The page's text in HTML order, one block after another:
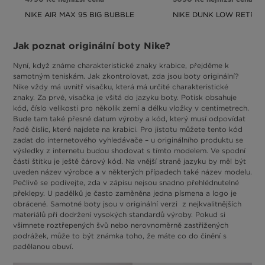
NIKE AIR MAX 95 BIG BUBBLE NIKE DUNK LOW RETRO
Jak poznat originální boty Nike?
Nyní, když známe charakteristické znaky krabice, přejděme k
samotným teniskám. Jak zkontrolovat, zda jsou boty originální?
Nike vždy má uvnitř visačku, která má určité charakteristické
znaky. Za prvé, visačka je všitá do jazyku boty. Potisk obsahuje
kód, číslo velikosti pro několik zemí a délku vložky v centimetrech.
Bude tam také přesné datum výroby a kód, který musí odpovídat
řadě číslic, které najdete na krabici. Pro jistotu můžete tento kód
zadat do internetového vyhledávače – u originálního produktu se
výsledky z internetu budou shodovat s tímto modelem. Ve spodní
části štítku je ještě čárový kód. Na vnější straně jazyku by měl být
uveden název výrobce a v některých případech také název modelu.
Pečlivě se podívejte, zda v zápisu nejsou snadno přehlédnutelné
překlepy. U padělků je často zaměněna jedna písmena a logo je
obrácené. Samotné boty jsou v originální verzi z nejkvalitnějších
materiálů při dodržení vysokých standardů výroby. Pokud si
všimnete roztřepených švů nebo nerovnoměrně zastřižených
podrážek, může to být známka toho, že máte co do činění s
padělanou obuví.